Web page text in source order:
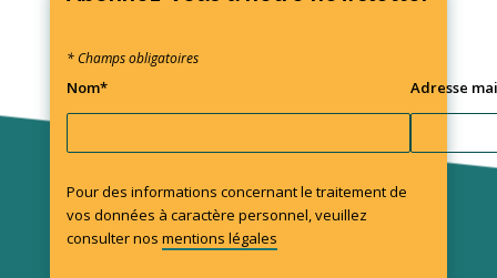
* Champs obligatoires
Nom* Adresse
Pour des informations concernant le traitement de
vos données à caractère personnel, veuillez
consulter nos mentions légales